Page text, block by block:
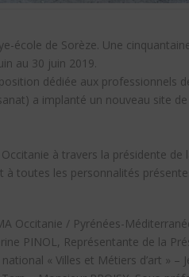
école de Sorèze. Une
au 30 juin 2019.
dédiée aux professionnels
a implanté un nouveau site
à travers la présidente de
à toutes les personnalités
Occitanie / Pyrénées-
PINOL, Représentante de la
« Villes et Métiers d’art » –